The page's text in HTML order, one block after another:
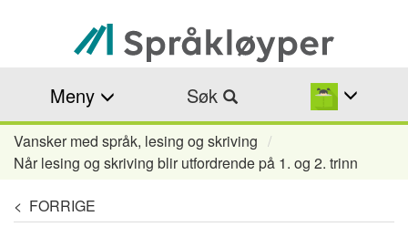
hovedinnhold
Meny Søk
Navigasjonssti
Vansker med språk, lesing og skriving
Når lesing og skriving blir utfordrende på 1. og 2. trinn
< FORRIGE